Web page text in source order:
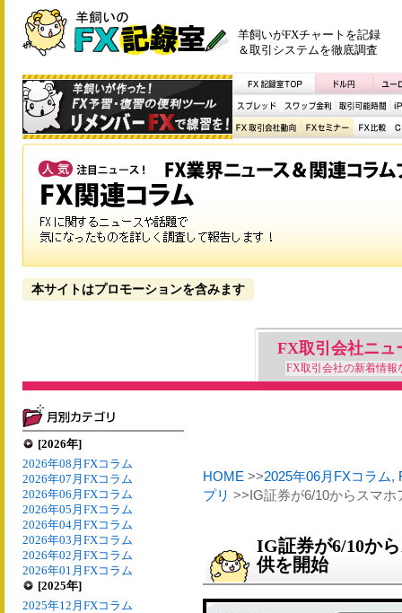
羊飼いがFXチャートを記録
＆取引システムを徹底調査
本サイトはプロモーションを含みます
FX取引会社ニュ
FX取引会社の新着情報
[2026年]
2026年08月FXコラム
2026年07月FXコラム
2026年06月FXコラム
2026年05月FXコラム
2026年04月FXコラム
2026年03月FXコラム
2026年02月FXコラム
2026年01月FXコラム
[2025年]
2025年12月FXコラム
HOME >>2025年06月FXコラム,
プリ >>IG証券が6/10からスマ
IG証券が6/10か
供を開始